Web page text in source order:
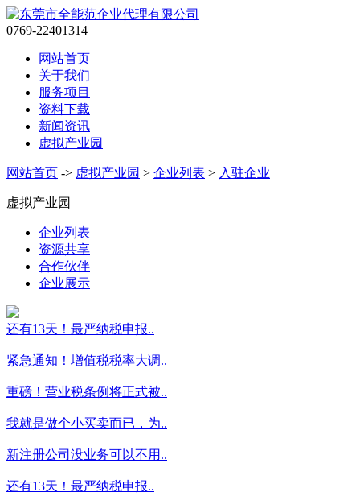
0769-22401314
网站首页
关于我们
服务项目
资料下载
新闻资讯
虚拟产业园
网站首页 -> 虚拟产业园 > 企业列表 > 入驻企业
虚拟产业园
企业列表
资源共享
合作伙伴
企业展示
还有13天！最严纳税申报..
紧急通知！增值税税率大调..
重磅！营业税条例将正式被..
我就是做个小买卖而已，为..
新注册公司没业务可以不用..
还有13天！最严纳税申报..